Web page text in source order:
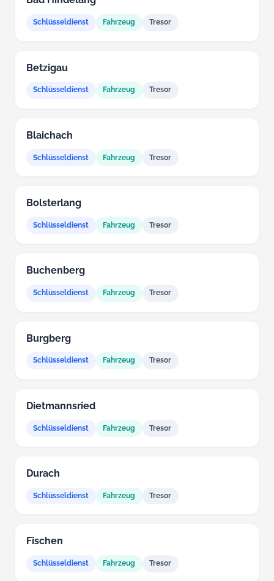
Schlüsseldienst Fahrzeug Tresor
Betzigau
Schlüsseldienst Fahrzeug Tresor
Blaichach
Schlüsseldienst Fahrzeug Tresor
Bolsterlang
Schlüsseldienst Fahrzeug Tresor
Buchenberg
Schlüsseldienst Fahrzeug Tresor
Burgberg
Schlüsseldienst Fahrzeug Tresor
Dietmannsried
Schlüsseldienst Fahrzeug Tresor
Durach
Schlüsseldienst Fahrzeug Tresor
Fischen
Schlüsseldienst Fahrzeug Tresor